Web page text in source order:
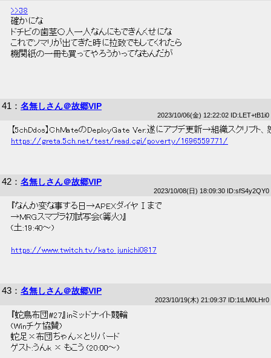
>>38
確かにな
ドチビの歯茎〇人一人なんにもできんくせにな
これでソマリが出てきた時に拉致でもしてくれたら
機関紙の一冊も買ってやろうかってなもんだが
41 ： 名無しさん＠故郷VIP
2023/10/06(金) 12:22:02 ID:LET+tB1i0
【5chDdos】ChMateのDeployGate Ver.遂にアプデ更新→組織スクリプト
https://greta.5ch.net/test/read.cgi/poverty/1696559771/
42 ： 名無しさん＠故郷VIP
2023/10/08(日) 18:09:30 ID:sfS4y2QY0
『なんか変な事する日→APEXダイヤⅠまで
→MRGスマブラ初試写会(篝火)』
(土:19:40～)
https://www.twitch.tv/kato_junichi0817
43 ： 名無しさん＠故郷VIP
2023/10/19(木) 21:09:37 ID:1tLM0LHr0
『蛇鳥布団#27』inミッドナイト競輪
(Winチケ協賛)
蛇足×布団ちゃん×とりバード
ゲスト:うんk × もこう (20:00～)